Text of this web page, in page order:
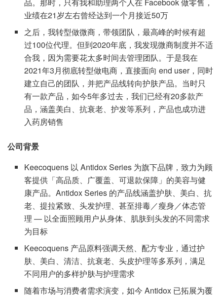
品。那时，只有我和助理两个人在 Facebook 做零售，
业绩在21岁左右曾经达到一个月接近50万
之后，我转型做微商，带领团队，最高峰的时候有超
过100位代理。但到2020年底，我发现微商制度并不适
合我，因为需要花太多时间去管理团队。于是我在
2021年3月彻底转型做电商，直接面向 end user，同时
建立自己的团队，并把产品线转向护肤产品。当时只
有一款产品，如今5年多过去，我们已经有20多款产
品，涵盖美白、抗衰老、护发等系列，产品也成功进
入药房销售
公司背景
Keecoquens 以 Antidox Series 为旗下品牌，致力为顾
客提供「高品质、广覆盖、可退款保障」的美容与健
康产品。Antidox Series 的产品线涵盖护肤、美白、抗
老、提拉紧致、头发护理、甚至排毒／瘦身／体态管
理 — 以全面照顾用户从身体、肌肤到头发的不同需求
为目标
Keecoquens 产品原料强调天然、配方专业，通过护
肤、美白、清洁、抗衰老、头皮护理等多系列，满足
不同用户的多样护肤与护理需求
随着市场与消费者需求演变，如今 Antidox 已拓展为覆